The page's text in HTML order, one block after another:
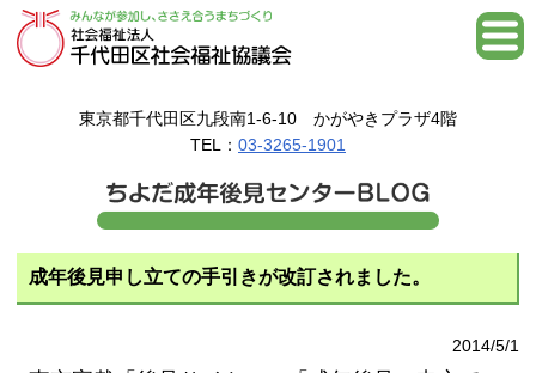
東京都千代田区九段南1-6-10 かがやきプラザ4階
TEL： 03-3265-1901
成年後見申し立ての手引きが改訂されました。
2014/5/1